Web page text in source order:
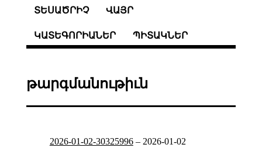
ՏԵՍԱԾՐԻՉ ՎԱՅՐ
ԿԱՏԵԳՈՐԻԱՆԵՐ ՊԻՏԱԿՆԵՐ
թարգմանութիւն
2026-01-02-30325996– 2026-01-02